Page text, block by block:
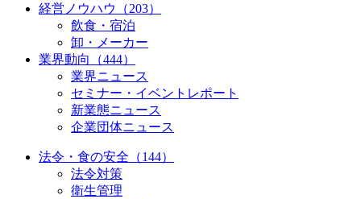
経営ノウハウ（203）
飲食・宿泊
卸・メーカー
業界動向（444）
業界ニュース
セミナー・イベントレポート
新業態ニュース
企業団体ニュース
法令・食の安全（144）
法令対策
衛生管理